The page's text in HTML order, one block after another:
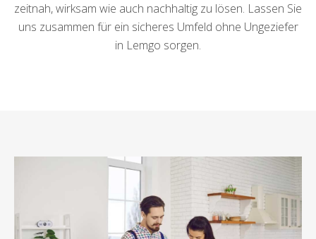
zeitnah, wirksam wie auch nachhaltig zu lösen. Lassen Sie
uns zusammen für ein sicheres Umfeld ohne Ungeziefer
in Lemgo sorgen.